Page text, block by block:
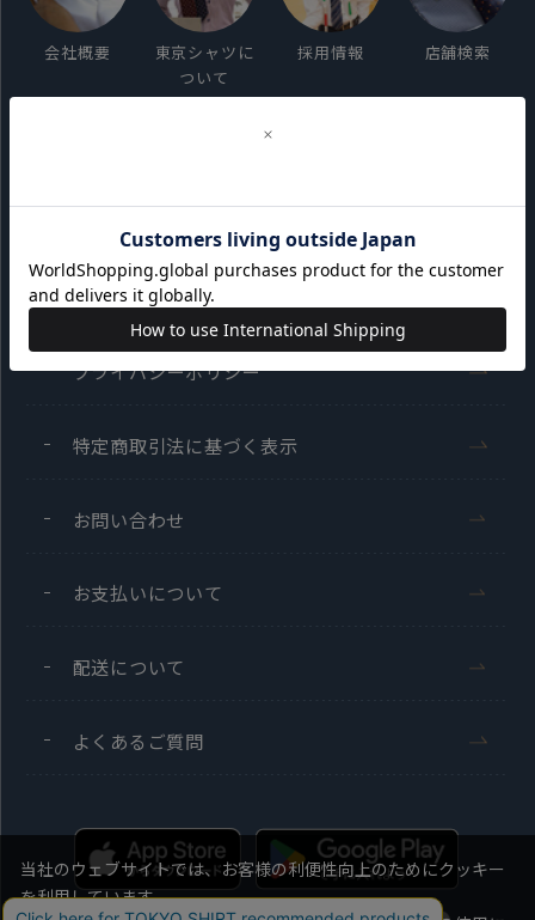
会社概要
東京シャツに
ついて
採用情報 店舗検索
会員利用規約
プライバシーポリシー
特定商取引法に基づく表示
お問い合わせ
お支払いについて
配送について
よくあるご質問
当社のウェブサイトでは、お客様の利便性向上のためにクッキー
を利用しています。